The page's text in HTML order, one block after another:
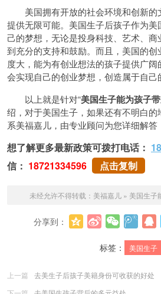
美国拥有开放的社会环境和创新的
提供无限可能。美国生子后孩子作为
己的梦想，无论是投身科技、艺术、
到充分的支持和鼓励。而且，美国的
度大，能为有创业想法的孩子提供广
会实现自己的创业梦想，创造属于自己
以上就是针对“美国生子能为孩子
绍，对于美国生子，如果还有不明白
系美福嘉儿，由专业顾问为您详细解答
想了解更多最新政策可拨打电话：
信： 18721334596 点击复制
未经允许不得转载： 美福嘉儿» 美国生子
分享到：
标签：
美国生子
上一篇
去美生子后孩子美籍身份可收获的好处